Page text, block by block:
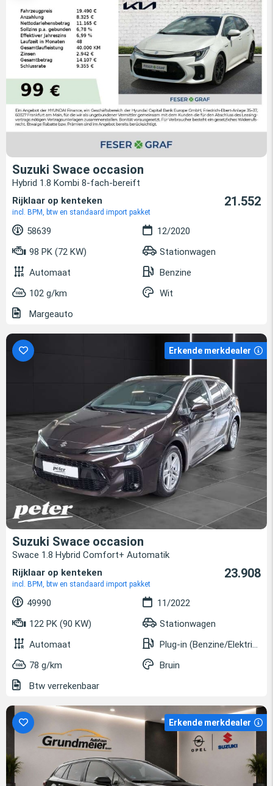
Suzuki Swace occasion
Hybrid 1.8 Kombi 8-fach-bereift
Rijklaar op kenteken
incl. BPM, btw en standaard import pakket
21.552
58639
12/2020
98 PK (72 KW)
Stationwagen
Automaat
Benzine
102 g/km
Wit
Margeauto
Erkende merkdealer
Suzuki Swace occasion
Swace 1.8 Hybrid Comfort+ Automatik
Rijklaar op kenteken
incl. BPM, btw en standaard import pakket
23.908
49990
11/2022
122 PK (90 KW)
Stationwagen
Automaat
Plug-in (Benzine/Elektrisch)
78 g/km
Bruin
Btw verrekenbaar
Erkende merkdealer